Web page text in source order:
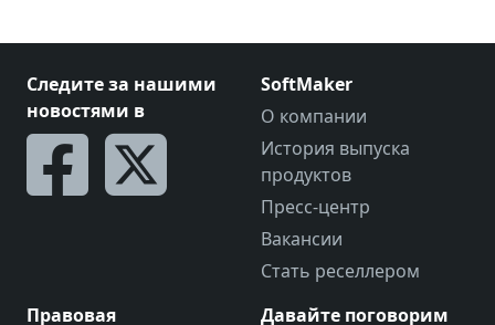
Следите за нашими
новостями в
SoftMaker
О компании
История выпуска
продуктов
Пресс-центр
Вакансии
Стать реселлером
Правовая
Давайте поговорим